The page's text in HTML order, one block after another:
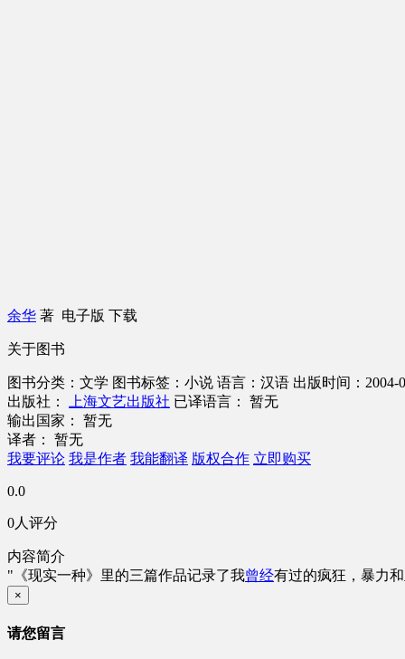
余华 著 电子版 下载
关于图书
图书分类：文学 图书标签：小说 语言：汉语 出版时间：2004-
出版社：
上海文艺出版社 已译语言： 暂无
输出国家： 暂无
译者： 暂无
我要评论 我是作者 我能翻译 版权合作 立即购买
0.0
0人评分
内容简介
"《现实一种》里的三篇作品记录了我曾经有过的疯狂，暴力
×
请您留言